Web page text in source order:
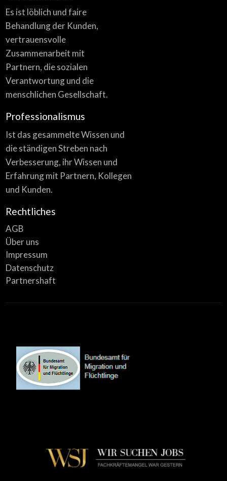
Es ist löblich und faire
Behandlung der Kunden,
vertrauensvolle
Zusammenarbeit mit
Partnern, die sozialen
Verantwortung und die
menschlichen Gesellschaft.
Professionalismus
Ist das gesammelte Wissen und
die ständigen Streben nach
Verbesserung, ihr Wissen und
Erfahrung mit Partnern, Kollegen
und Kunden.
Rechtliches
AGB
Über uns
Impressum
Datenschutz
Partnershaft